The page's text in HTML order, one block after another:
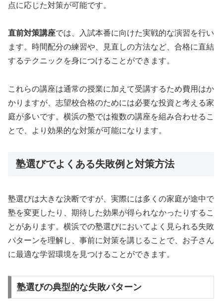
点に応じた対策が可能です。
直前対策講座では、入試本番に向けた実戦的な演習を行い
ます。時間配分の練習や、見直しの方法など、合格に直結
するテクニックを身につけることができます。
これらの講座は通常の授業に加えて受講するため費用はか
かりますが、志望校合格のためには必要な投資と考える家
庭が多いです。横浜の塾では複数の講座を組み合わせるこ
とで、より効果的な対策が可能になります。
塾選びでよくある失敗例と対策方法
塾選びは大きな決断ですが、実際には多くの家庭が途中で
塾を変更したり、期待した効果が得られなかったりするこ
とがあります。横浜での塾選びにおいてよく見られる失敗
パターンを理解し、事前に対策を講じることで、お子さん
に最適な学習環境を見つけることができます。
塾選びの典型的な失敗パターン